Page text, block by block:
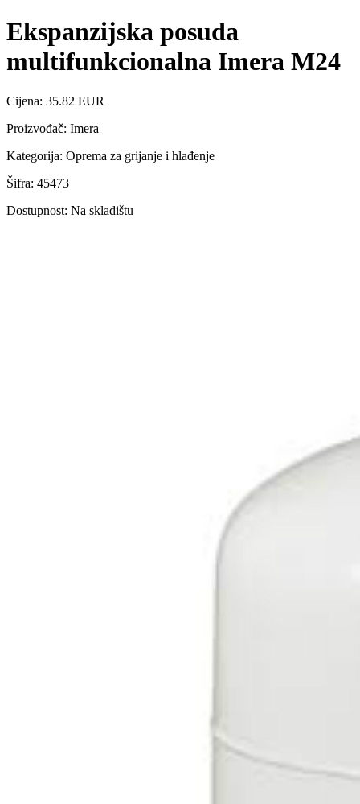
Ekspanzijska posuda
multifunkcionalna Imera M24
Cijena: 35.82 EUR
Proizvođač: Imera
Kategorija: Oprema za grijanje i hlađenje
Šifra: 45473
Dostupnost: Na skladištu